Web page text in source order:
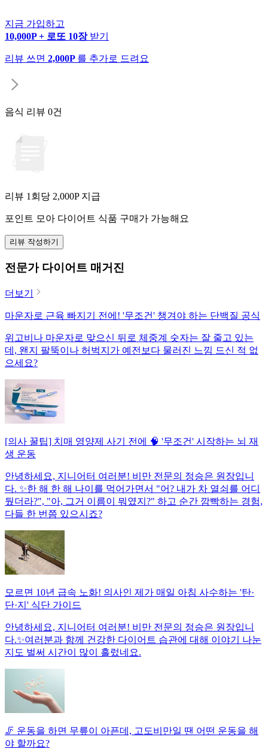
지금 가입하고
10,000P + 로또 10장 받기
리뷰 쓰면 2,000P 를 추가로 드려요
음식 리뷰 0건
리뷰 1회당 2,000P 지급
포인트 모아 다이어트 식품 구매가 가능해요
리뷰 작성하기
전문가 다이어트 매거진
더보기
마운자로 근육 빠지기 전에! '무조건' 챙겨야 하는 단백질 공식
위고비나 마운자로 맞으신 뒤로 체중계 숫자는 잘 줄고 있는
데, 왠지 팔뚝이나 허벅지가 예전보다 물러진 느낌 드신 적 없
으세요?
[의사 꿀팁] 치매 영양제 사기 전에 🧠 '무조건' 시작하는 뇌 재
생 운동
안녕하세요, 지니어터 여러분! 비만 전문의 정승은 원장입니
다. ✨한 해 한 해 나이를 먹어가면서 "어? 내가 차 열쇠를 어디
뒀더라?", "아, 그거 이름이 뭐였지?" 하고 순간 깜빡하는 경험,
다들 한 번쯤 있으시죠?
모르면 10년 급속 노화! 의사인 제가 매일 아침 사수하는 '탄·
단·지' 식단 가이드
안녕하세요, 지니어터 여러분! 비만 전문의 정승은 원장입니
다.✨여러분과 함께 건강한 다이어트 습관에 대해 이야기 나눈
지도 벌써 시간이 많이 흘렀네요.
🦵 운동을 하면 무릎이 아픈데, 고도비만일 땐 어떤 운동을 해
야 할까요?